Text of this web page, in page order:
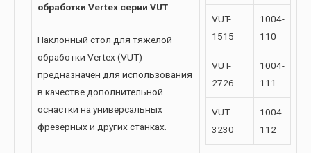
обработки Vertex серии VUT
Наклонный стол для тяжелой
обработки Vertex (VUT)
предназначен для использования
в качестве дополнительной
оснастки на универсальных
фрезерных и других станках.
VUT-
1515
1004-
110
VUT-
2726
1004-
111
VUT-
3230
1004-
112